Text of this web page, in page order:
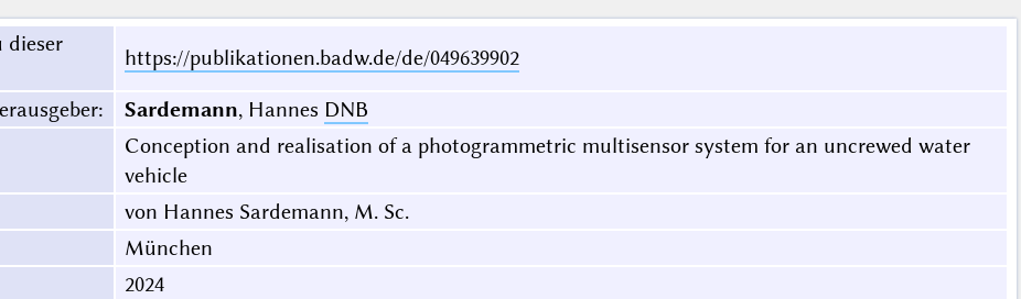
dieser
https://publikationen.badw.de/de/049639902
: Sardemann, Hannes DNB
Conception and realisation of a photogrammetric multisensor system for an uncrewed water
vehicle
von Hannes Sardemann, M. Sc.
München
2024